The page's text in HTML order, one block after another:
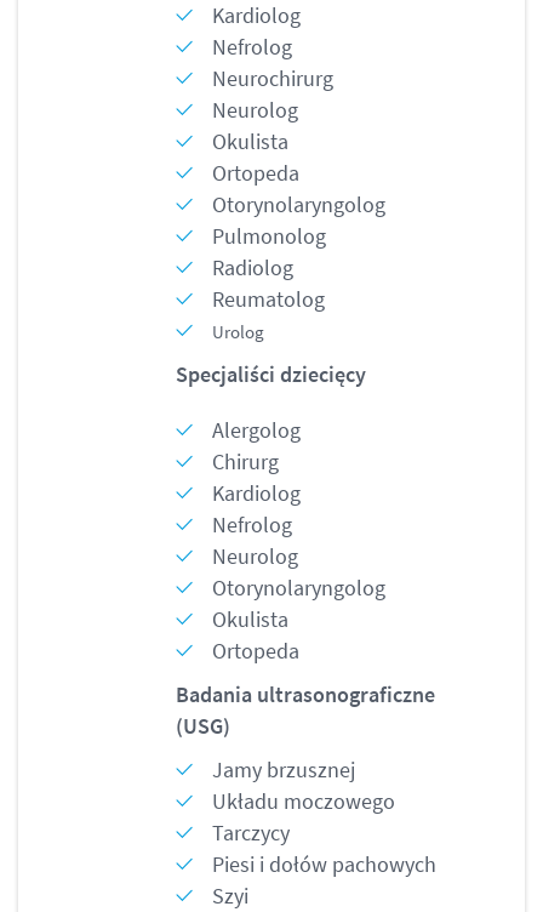
Kardiolog
Nefrolog
Neurochirurg
Neurolog
Okulista
Ortopeda
Otorynolaryngolog
Pulmonolog
Radiolog
Reumatolog
Urolog
Specjaliści dziecięcy
Alergolog
Chirurg
Kardiolog
Nefrolog
Neurolog
Otorynolaryngolog
Okulista
Ortopeda
Badania ultrasonograficzne
(USG)
Jamy brzusznej
Układu moczowego
Tarczycy
Piesi i dołów pachowych
Szyi